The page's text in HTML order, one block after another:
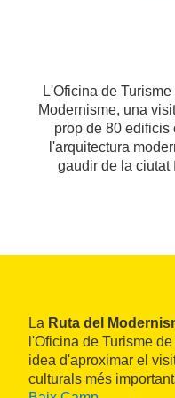
L'Oficina de
Modernisme, una
prop de 80 edificis
l'arquitectura
gaudir de la ciutat
La Ruta del
l'Oficina de Turisme
idea d'aproximar el
culturals més